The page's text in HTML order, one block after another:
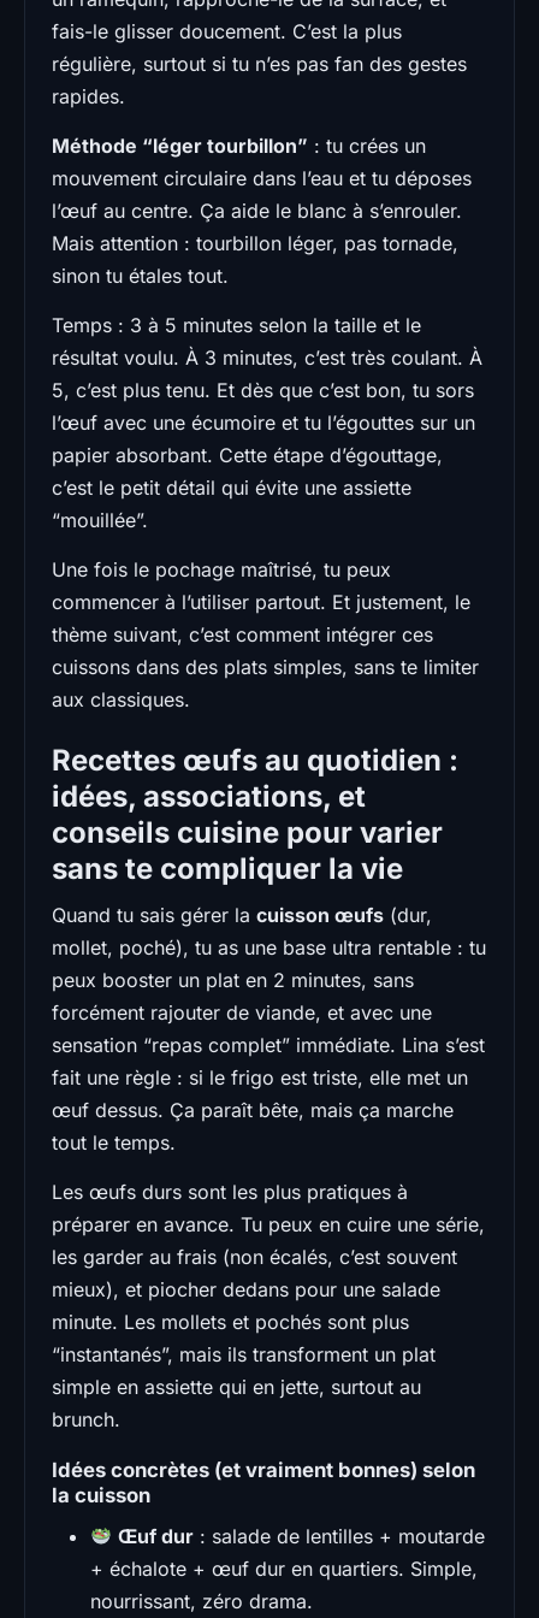
fais-le glisser doucement. C’est la plus
régulière, surtout si tu n’es pas fan des gestes
rapides.
Méthode “léger tourbillon” : tu crées un
mouvement circulaire dans l’eau et tu déposes
l’œuf au centre. Ça aide le blanc à s’enrouler.
Mais attention : tourbillon léger, pas tornade,
sinon tu étales tout.
Temps : 3 à 5 minutes selon la taille et le
résultat voulu. À 3 minutes, c’est très coulant. À
5, c’est plus tenu. Et dès que c’est bon, tu sors
l’œuf avec une écumoire et tu l’égouttes sur un
papier absorbant. Cette étape d’égouttage,
c’est le petit détail qui évite une assiette
“mouillée”.
Une fois le pochage maîtrisé, tu peux
commencer à l’utiliser partout. Et justement, le
thème suivant, c’est comment intégrer ces
cuissons dans des plats simples, sans te limiter
aux classiques.
Recettes œufs au quotidien :
idées, associations, et
conseils cuisine pour varier
sans te compliquer la vie
Quand tu sais gérer la cuisson œufs (dur,
mollet, poché), tu as une base ultra rentable : tu
peux booster un plat en 2 minutes, sans
forcément rajouter de viande, et avec une
sensation “repas complet” immédiate. Lina s’est
fait une règle : si le frigo est triste, elle met un
œuf dessus. Ça paraît bête, mais ça marche
tout le temps.
Les œufs durs sont les plus pratiques à
préparer en avance. Tu peux en cuire une série,
les garder au frais (non écalés, c’est souvent
mieux), et piocher dedans pour une salade
minute. Les mollets et pochés sont plus
“instantanés”, mais ils transforment un plat
simple en assiette qui en jette, surtout au
brunch.
Idées concrètes (et vraiment bonnes) selon
la cuisson
Œuf dur : salade de lentilles + moutarde
+ échalote + œuf dur en quartiers. Simple,
nourrissant, zéro drama.